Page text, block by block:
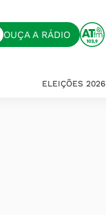
OUÇA A RÁDIO
ELEIÇÕES 2026